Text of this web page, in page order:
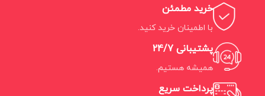
خرید مطمئن
با اطمینان خرید کنید.
پشتیبانی 24/7
همیشه هستیم.
پرداخت سریع